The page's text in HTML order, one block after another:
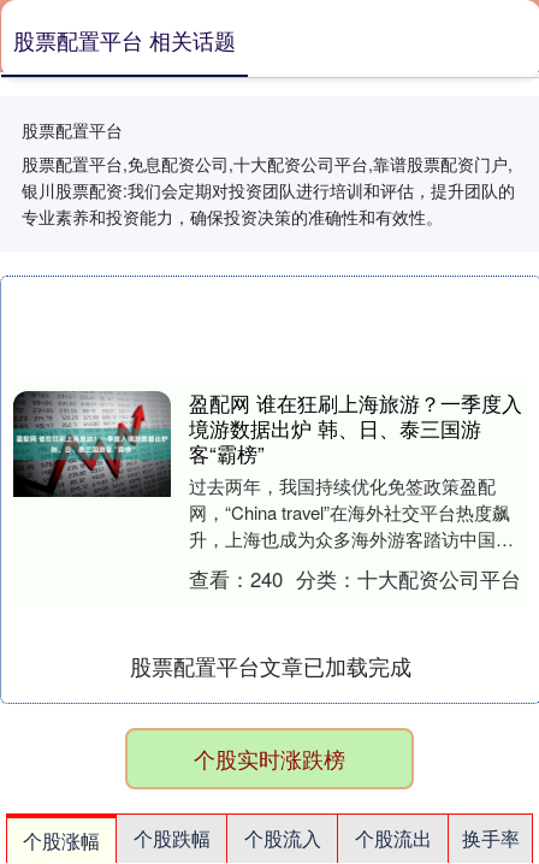
股票配置平台
股票配置平台,免息配资公司,十大配资公司平台,靠谱股票配资门户,
银川股票配资:我们会定期对投资团队进行培训和评估，提升团队的
专业素养和投资能力，确保投资决策的准确性和有效性。
股票配置平台 相关话题
盈配网 谁在狂刷上海旅游？一季度入
境游数据出炉 韩、日、泰三国游
客“霸榜”
过去两年，我国持续优化免签政策盈配
网，“China travel”在海外社交平台热度飙
升，上海也成为众多海外游客踏访中国的
首选城市。 免签政策调整后，究竟哪些
国....
查看：240 分类：十大配资公司平台
股票配置平台文章已加载完成
个股实时涨跌榜
个股涨幅 个股跌幅 个股流入 个股流出
换手率